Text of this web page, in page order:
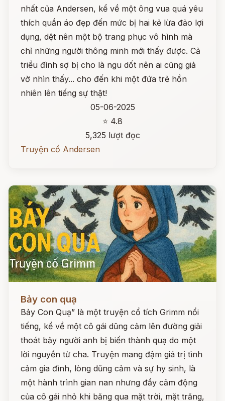
nhất của Andersen, kể về một ông vua quá yêu
thích quần áo đẹp đến mức bị hai kẻ lừa đảo lợi
dụng, dệt nên một bộ trang phục vô hình mà
chỉ những người thông minh mới thấy được. Cả
triều đình sợ bị cho là ngu dốt nên ai cũng giả
vờ nhìn thấy... cho đến khi một đứa trẻ hồn
nhiên lên tiếng sự thật!
05-06-2025
⭐ 4.8
5,325 lượt đọc
Truyện cổ Andersen
Bảy con quạ
Bảy Con Quạ” là một truyện cổ tích Grimm nổi
tiếng, kể về một cô gái dũng cảm lên đường giải
thoát bảy người anh bị biến thành quạ do một
lời nguyền từ cha. Truyện mang đậm giá trị tình
cảm gia đình, lòng dũng cảm và sự hy sinh, là
một hành trình gian nan nhưng đầy cảm động
của cô gái nhỏ khi băng qua mặt trời, mặt trăng,